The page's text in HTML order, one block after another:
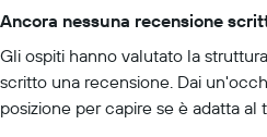
Ancora nessuna recensione
Gli ospiti hanno valutato la
scritto una recensione. Dai
posizione per capire se è adatta al